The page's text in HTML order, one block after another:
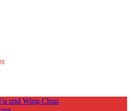
und Wing Chun